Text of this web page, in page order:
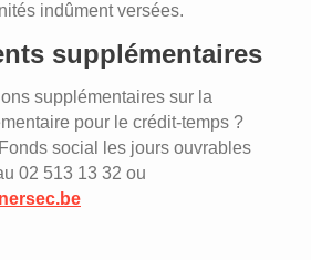
indûment versées.
supplémentaires
supplémentaires sur la
pour le crédit-temps ?
social les jours ouvrables
02 513 13 32 ou